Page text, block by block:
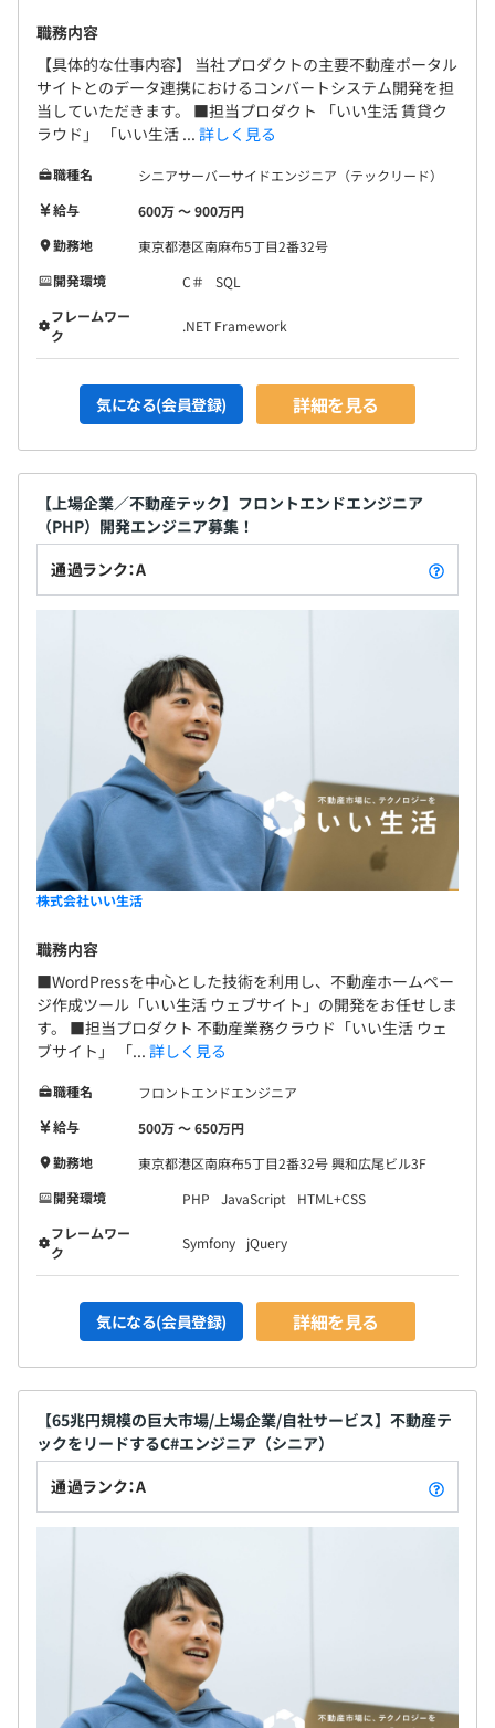
職務内容
【具体的な仕事内容】 当社プロダクトの主要不動産ポータル
サイトとのデータ連携におけるコンバートシステム開発を担
当していただきます。 ■担当プロダクト 「いい生活 賃貸ク
ラウド」 「いい生活 ... 詳しく見る
職種名
シニアサーバーサイドエンジニア（テックリード）
給与
600万 〜 900万円
勤務地
東京都港区南麻布5丁目2番32号
開発環境
C＃
SQL
フレームワー
ク
.NET Framework
気になる(会員登録) 詳細を見る
【上場企業／不動産テック】フロントエンドエンジニア
（PHP）開発エンジニア募集！
通過ランク：A
株式会社いい生活
職務内容
■WordPressを中心とした技術を利用し、不動産ホームペー
ジ作成ツール「いい生活 ウェブサイト」の開発をお任せしま
す。 ■担当プロダクト 不動産業務クラウド「いい生活 ウェ
ブサイト」 「... 詳しく見る
職種名
フロントエンドエンジニア
給与
500万 〜 650万円
勤務地
東京都港区南麻布5丁目2番32号 興和広尾ビル3F
開発環境
PHP JavaScript
HTML+CSS
フレームワー
ク
Symfony jQuery
気になる(会員登録) 詳細を見る
【65兆円規模の巨大市場/上場企業/自社サービス】不動産テ
ックをリードするC#エンジニア（シニア）
通過ランク：A